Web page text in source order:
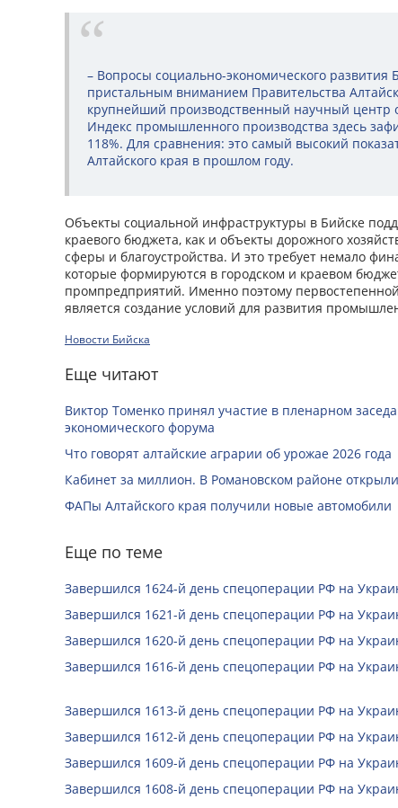
– Вопросы социально-экономического развития
пристальным вниманием Правительства
крупнейший производственный научный
Индекс промышленного производства здесь
118%. Для сравнения: это самый высокий
Алтайского края в прошлом году.
Объекты социальной инфраструктуры в Бийске
краевого бюджета, как и объекты дорожного
сферы и благоустройства. И это требует немало
которые формируются в городском и краевом
промпредприятий. Именно поэтому
является создание условий для развития
Новости Бийска
Еще читают
Виктор Томенко принял участие в пленарном
экономического форума
Что говорят алтайские аграрии об урожае 2026 года
Кабинет за миллион. В Романовском районе
ФАПы Алтайского края получили новые автомобили
Еще по теме
Завершился 1624-й день спецоперации РФ на
Завершился 1621-й день спецоперации РФ на
Завершился 1620-й день спецоперации РФ на
Завершился 1616-й день спецоперации РФ на
Завершился 1613-й день спецоперации РФ на
Завершился 1612-й день спецоперации РФ на
Завершился 1609-й день спецоперации РФ на
Завершился 1608-й день спецоперации РФ на